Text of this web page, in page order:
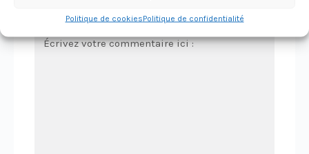
Politique de cookiesPolitique de confidentialité